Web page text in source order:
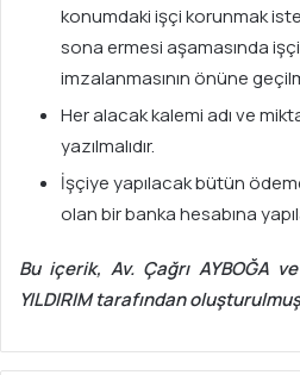
konumdaki işçi korunmak
sona ermesi aşamasında
imzalanmasının önüne
Her alacak kalemi adı ve
yazılmalıdır.
İşçiye yapılacak bütün
olan bir banka hesabına
Bu içerik, Av. Çağrı AYBOĞA
YILDIRIM tarafından